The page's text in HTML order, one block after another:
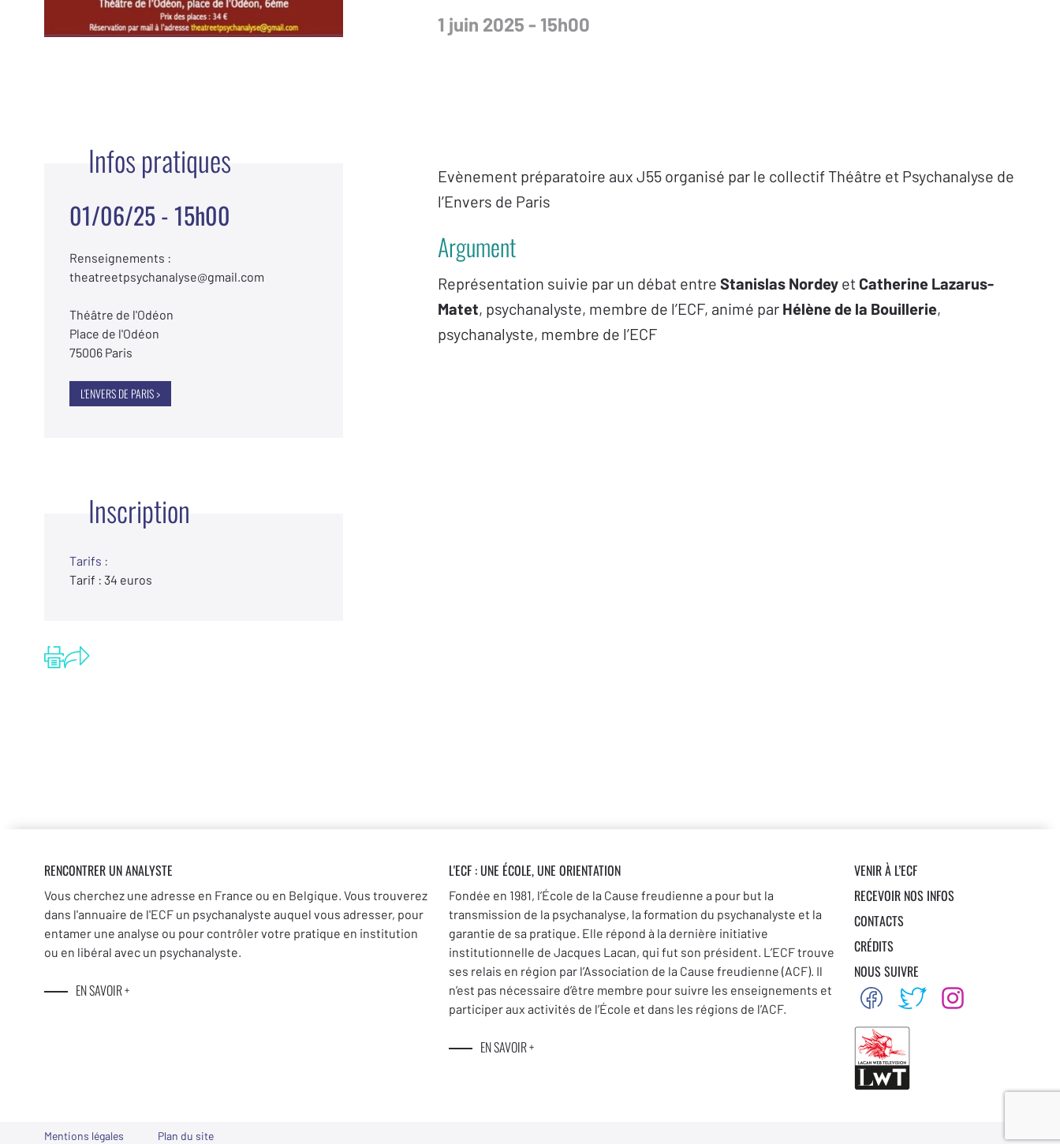
1 juin 2025 - 15h00
Infos pratiques
01/06/25 - 15h00
Renseignements :
theatreetpsychanalyse@gmail.com
Théâtre de l'Odéon
Place de l'Odéon
75006 Paris
L'ENVERS DE PARIS >
Inscription
Tarifs :
Tarif : 34 euros
Evènement préparatoire aux J55 organisé par le collectif Théâtre et Psychanalyse de
l’Envers de Paris
Argument
Représentation suivie par un débat entre Stanislas Nordeyet Catherine Lazarus-
Matet, psychanalyste, membre de l’ECF, animé par Hélène de la Bouillerie,
psychanalyste, membre de l’ECF
RENCONTRER UN ANALYSTE
Vous cherchez une adresse en France ou en Belgique. Vous trouverez
dans l'annuaire de l'ECF un psychanalyste auquel vous adresser, pour
entamer une analyse ou pour contrôler votre pratique en institution
ou en libéral avec un psychanalyste.
EN SAVOIR +
L'ECF : UNE ÉCOLE, UNE ORIENTATION
Fondée en 1981, l’École de la Cause freudienne a pour but la
transmission de la psychanalyse, la formation du psychanalyste et la
garantie de sa pratique. Elle répond à la dernière initiative
institutionnelle de Jacques Lacan, qui fut son président. L’ECF trouve
ses relais en région par l’Association de la Cause freudienne (ACF). Il
n’est pas nécessaire d’être membre pour suivre les enseignements et
participer aux activités de l’École et dans les régions de l’ACF.
EN SAVOIR +
VENIR À L’ECF
RECEVOIR NOS INFOS
CONTACTS
CRÉDITS
NOUS SUIVRE
Mentions légales Plan du site